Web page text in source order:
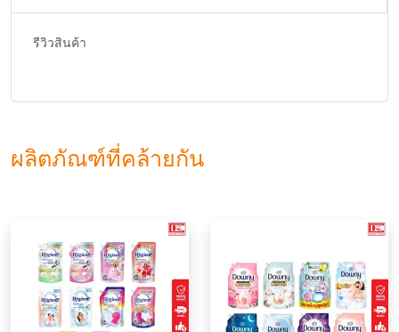
รีวิวสินค้า
ผลิตภัณฑ์ที่คล้ายกัน